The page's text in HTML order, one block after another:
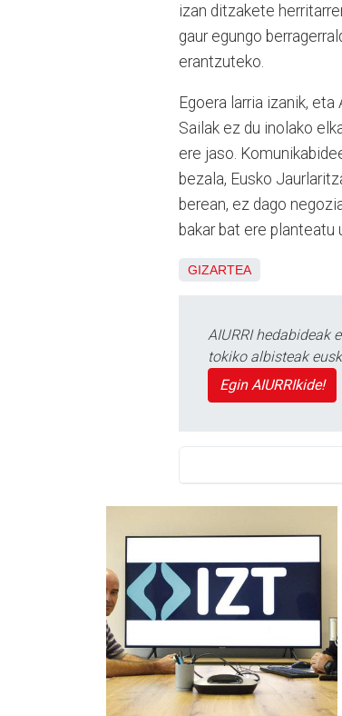
izan ditzakete
gaur egungo
erantzuteko.
Egoera larria izanik,
Sailak ez du inolako
ere jaso.
bezala, Eusko
berean, ez dago
bakar bat ere
GIZARTEA
AIURRI hedabideak
tokiko albisteak
Egin AIURRIkide!